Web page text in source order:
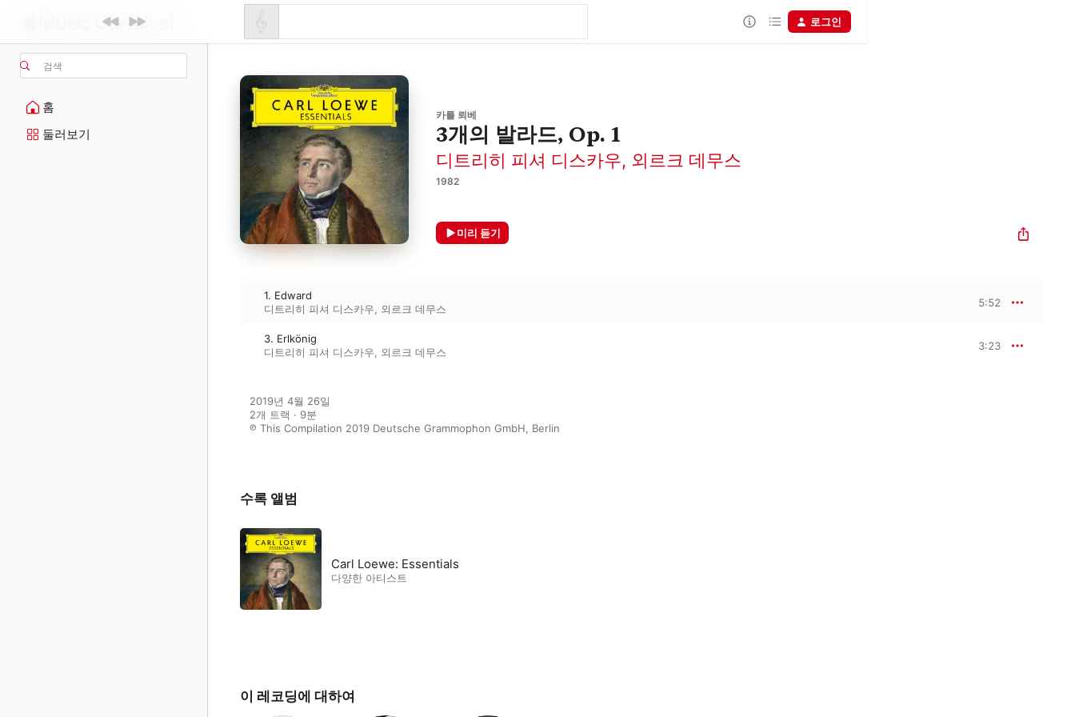
검색
홈
둘러보기
로그인
카를 뢰베
3개의 발라드, Op. 1
디트리히 피셔 디스카우, 외르크 데무스
1982
미리 듣기
1. Edward
디트리히 피셔 디스카우, 외르크 데무스
5:52
3. Erlkönig
디트리히 피셔 디스카우, 외르크 데무스
3:23
2019년 4월 26일
2개 트랙 · 9분
℗ This Compilation 2019 Deutsche Grammophon GmbH, Berlin
수록 앨범
Carl Loewe: Essentials
다양한 아티스트
이 레코딩에 대하여